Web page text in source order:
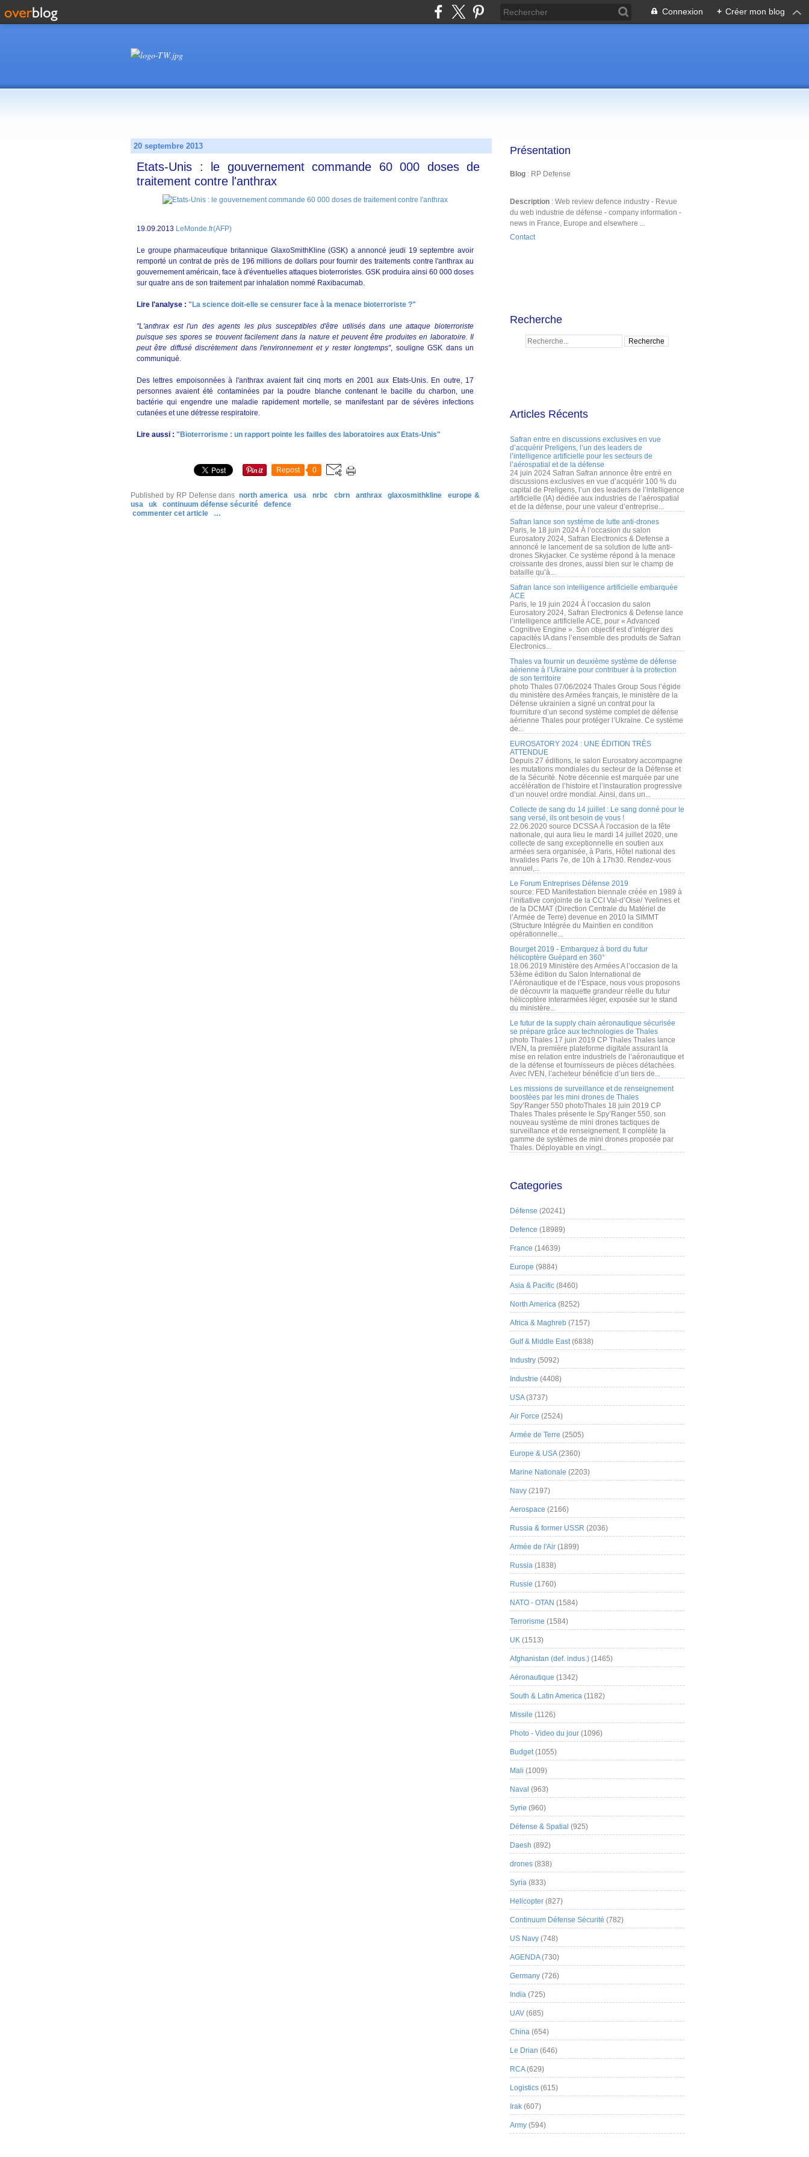
Connexion + Créer mon blog
20 septembre 2013
Etats-Unis : le gouvernement commande 60 000 doses de
traitement contre l'anthrax
19.09.2013 LeMonde.fr(AFP)
Le groupe pharmaceutique britannique GlaxoSmithKline (GSK) a annoncé jeudi 19 septembre avoir
remporté un contrat de près de 196 millions de dollars pour fournir des traitements contre l'anthrax au
gouvernement américain, face à d'éventuelles attaques bioterroristes. GSK produira ainsi 60 000 doses
sur quatre ans de son traitement par inhalation nommé Raxibacumab.
Lire l'analyse : "La science doit-elle se censurer face à la menace bioterroriste ?"
"L'anthrax est l'un des agents les plus susceptibles d'être utilisés dans une attaque bioterroriste
puisque ses spores se trouvent facilement dans la nature et peuvent être produites en laboratoire. Il
peut être diffusé discrètement dans l'environnement et y rester longtemps", souligne GSK dans un
communiqué.
Des lettres empoisonnées à l'anthrax avaient fait cinq morts en 2001 aux Etats-Unis. En outre, 17
personnes avaient été contaminées par la poudre blanche contenant le bacille du charbon, une
bactérie qui engendre une maladie rapidement mortelle, se manifestant par de sévères infections
cutanées et une détresse respiratoire.
Lire aussi : "Bioterrorisme : un rapport pointe les failles des laboratoires aux Etats-Unis"
Repost 0
Published by RP Defense dans north america usa nrbc cbrn anthrax glaxosmithkline
europe &
usa
uk continuum défense sécurité
defence
commenter cet article
…
Présentation
Blog : RP Defense
Description : Web review defence industry - Revue
du web industrie de défense - company information -
news in France, Europe and elsewhere ...
Contact
Recherche
Articles Récents
Safran entre en discussions exclusives en vue
d’acquérir Preligens, l’un des leaders de
l’intelligence artificielle pour les secteurs de
l’aérospatial et de la défense
24 juin 2024 Safran Safran annonce être entré en
discussions exclusives en vue d’acquérir 100 % du
capital de Preligens, l’un des leaders de l’intelligence
artificielle (IA) dédiée aux industries de l’aérospatial
et de la défense, pour une valeur d’entreprise...
Safran lance son système de lutte anti-drones
Paris, le 18 juin 2024 À l’occasion du salon
Eurosatory 2024, Safran Electronics & Defense a
annoncé le lancement de sa solution de lutte anti-
drones Skyjacker. Ce système répond à la menace
croissante des drones, aussi bien sur le champ de
bataille qu’à...
Safran lance son intelligence artificielle embarquée
ACE
Paris, le 19 juin 2024 À l’occasion du salon
Eurosatory 2024, Safran Electronics & Defense lance
l’intelligence artificielle ACE, pour « Advanced
Cognitive Engine ». Son objectif est d’intégrer des
capacités IA dans l’ensemble des produits de Safran
Electronics...
Thales va fournir un deuxième système de défense
aérienne à l’Ukraine pour contribuer à la protection
de son territoire
photo Thales 07/06/2024 Thales Group Sous l’égide
du ministère des Armées français, le ministère de la
Défense ukrainien a signé un contrat pour la
fourniture d’un second système complet de défense
aérienne Thales pour protéger l’Ukraine. Ce système
de...
EUROSATORY 2024 : UNE ÉDITION TRÈS
ATTENDUE
Depuis 27 éditions, le salon Eurosatory accompagne
les mutations mondiales du secteur de la Défense et
de la Sécurité. Notre décennie est marquée par une
accélération de l’histoire et l’instauration progressive
d’un nouvel ordre mondial. Ainsi, dans un...
Collecte de sang du 14 juillet : Le sang donné pour le
sang versé, ils ont besoin de vous !
22.06.2020 source DCSSA À l'occasion de la fête
nationale, qui aura lieu le mardi 14 juillet 2020, une
collecte de sang exceptionnelle en soutien aux
armées sera organisée, à Paris, Hôtel national des
Invalides Paris 7e, de 10h à 17h30. Rendez-vous
annuel,...
Le Forum Entreprises Défense 2019
source: FED Manifestation biennale créée en 1989 à
l’initiative conjointe de la CCI Val-d’Oise/ Yvelines et
de la DCMAT (Direction Centrale du Matériel de
l’Armée de Terre) devenue en 2010 la SIMMT
(Structure Intégrée du Maintien en condition
opérationnelle...
Bourget 2019 - Embarquez à bord du futur
hélicoptère Guépard en 360°
18.06.2019 Ministère des Armées A l’occasion de la
53ème édition du Salon International de
l’Aéronautique et de l’Espace, nous vous proposons
de découvrir la maquette grandeur réelle du futur
hélicoptère interarmées léger, exposée sur le stand
du ministère...
Le futur de la supply chain aéronautique sécurisée
se prépare grâce aux technologies de Thales
photo Thales 17 juin 2019 CP Thales Thales lance
IVEN, la première plateforme digitale assurant la
mise en relation entre industriels de l’aéronautique et
de la défense et fournisseurs de pièces détachées.
Avec IVEN, l’acheteur bénéficie d’un tiers de...
Les missions de surveillance et de renseignement
boostées par les mini drones de Thales
Spy’Ranger 550 photoThales 18 juin 2019 CP
Thales Thales présente le Spy’Ranger 550, son
nouveau système de mini drones tactiques de
surveillance et de renseignement. Il complète la
gamme de systèmes de mini drones proposée par
Thales. Déployable en vingt...
Categories
Défense (20241)
Defence (18989)
France (14639)
Europe (9884)
Asia & Pacific (8460)
North America (8252)
Africa & Maghreb (7157)
Gulf & Middle East(6838)
Industry (5092)
Industrie (4408)
USA(3737)
Air Force (2524)
Armée de Terre (2505)
Europe & USA(2360)
Marine Nationale (2203)
Navy (2197)
Aerospace (2166)
Russia & former USSR (2036)
Armée de l'Air (1899)
Russia (1838)
Russie (1760)
NATO - OTAN (1584)
Terrorisme (1584)
UK (1513)
Afghanistan (def. indus.) (1465)
Aéronautique (1342)
South & Latin America (1182)
Missile (1126)
Photo - Video du jour (1096)
Budget(1055)
Mali (1009)
Naval (963)
Syrie (960)
Défense & Spatial (925)
Daesh (892)
drones (838)
Syria (833)
Helicopter (827)
Continuum Défense Sécurité (782)
US Navy (748)
AGENDA(730)
Germany (726)
India (725)
UAV (685)
China (654)
Le Drian (646)
RCA(629)
Logistics (615)
Irak (607)
Army (594)